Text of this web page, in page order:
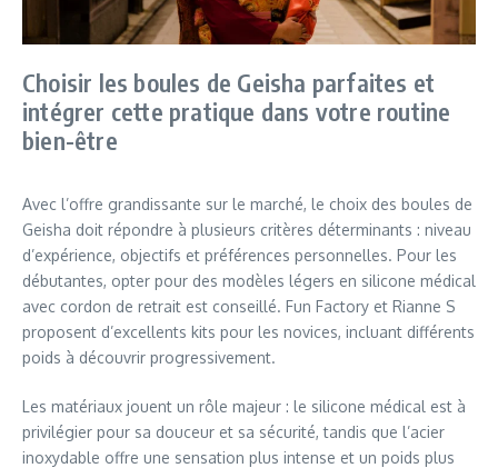
Choisir les boules de Geisha parfaites et
intégrer cette pratique dans votre routine
bien-être
Avec l’offre grandissante sur le marché, le choix des boules de
Geisha doit répondre à plusieurs critères déterminants : niveau
d’expérience, objectifs et préférences personnelles. Pour les
débutantes, opter pour des modèles légers en silicone médical
avec cordon de retrait est conseillé. Fun Factory et Rianne S
proposent d’excellents kits pour les novices, incluant différents
poids à découvrir progressivement.
Les matériaux jouent un rôle majeur : le silicone médical est à
privilégier pour sa douceur et sa sécurité, tandis que l’acier
inoxydable offre une sensation plus intense et un poids plus